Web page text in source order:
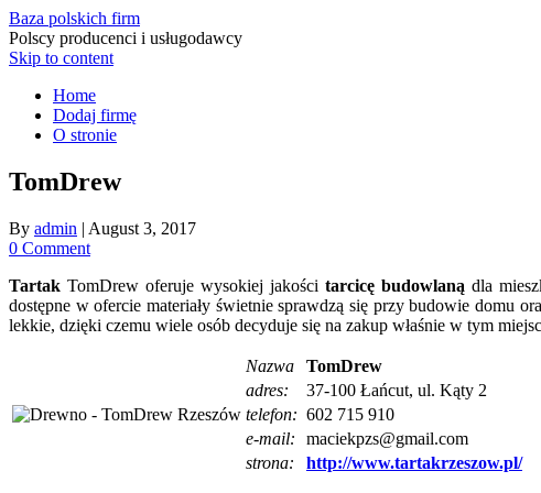
Baza polskich firm
Polscy producenci i usługodawcy
Skip to content
Home
Dodaj firmę
O stronie
TomDrew
By admin | August 3, 2017
0 Comment
Tartak TomDrew oferuje wysokiej jakości tarcicę budowlaną dla
dostępne w ofercie materiały świetnie sprawdzą się przy budowie domu
lekkie, dzięki czemu wiele osób decyduje się na zakup właśnie w tym
Nazwa
TomDrew
adres:
37-100 Łańcut, ul. Kąty 2
telefon: 602 715 910
e-mail:
maciekpzs@gmail.com
strona:
http://www.tartakrzeszow.pl/